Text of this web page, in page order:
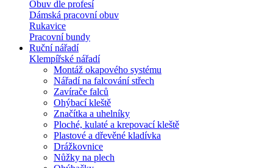
Obuv dle profesí
Dámská pracovní obuv
Rukavice
Pracovní bundy
Ruční nářadí
Klempířské nářadí
Montáž okapového systému
Nářadí na falcování střech
Zavírače falců
Ohýbací kleště
Značítka a uhelníky
Ploché, kulaté a krepovací kleště
Plastové a dřevěné kladívka
Drážkovnice
Nůžky na plech